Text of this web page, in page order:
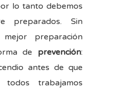
lo tanto debemos
preparados. Sin
preparación
de prevención:
antes de que
todos trabajamos